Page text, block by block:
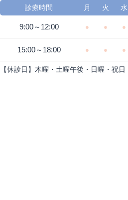
【休診日】木曜・土曜午後・日曜・祝日
診療時間 月 火 水
9:00～12:00 ● ● ●
15:00～18:00 ● ● ●